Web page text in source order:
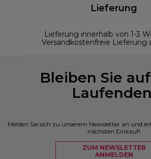
Lieferung
Lieferung innerhalb von 1-3
Versandkostenfreie Lieferung
Bleiben Sie
Melden Sie sich zu unserem Newsletter an und
nächsten Einkauf!
ZUM NEWSLETTER
ANMELDEN